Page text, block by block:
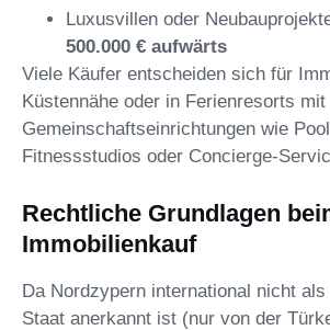
Luxusvillen oder
500.000 € aufwärts
Viele Käufer entscheiden sich für
Küstennähe oder in Ferienresorts mit
Gemeinschaftseinrichtungen wie
Fitnessstudios oder Concierge-
Rechtliche Grundlagen
Immobilienkauf
Da Nordzypern international nicht
Staat anerkannt ist (nur von der